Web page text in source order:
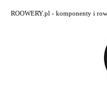
ROOWERY.pl - komponenty i